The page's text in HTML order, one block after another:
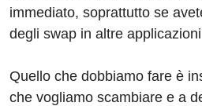
immediato, soprattutto se
degli swap in altre
Quello che dobbiamo fare è
che vogliamo scambiare e a